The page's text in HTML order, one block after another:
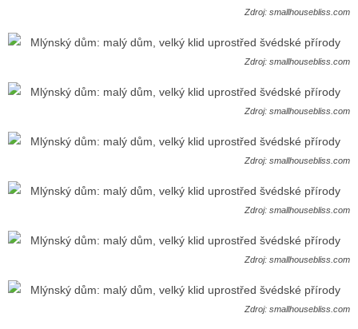
Zdroj: smallhousebliss.com
Zdroj: smallhousebliss.com
Zdroj: smallhousebliss.com
Zdroj: smallhousebliss.com
Zdroj: smallhousebliss.com
Zdroj: smallhousebliss.com
Zdroj: smallhousebliss.com